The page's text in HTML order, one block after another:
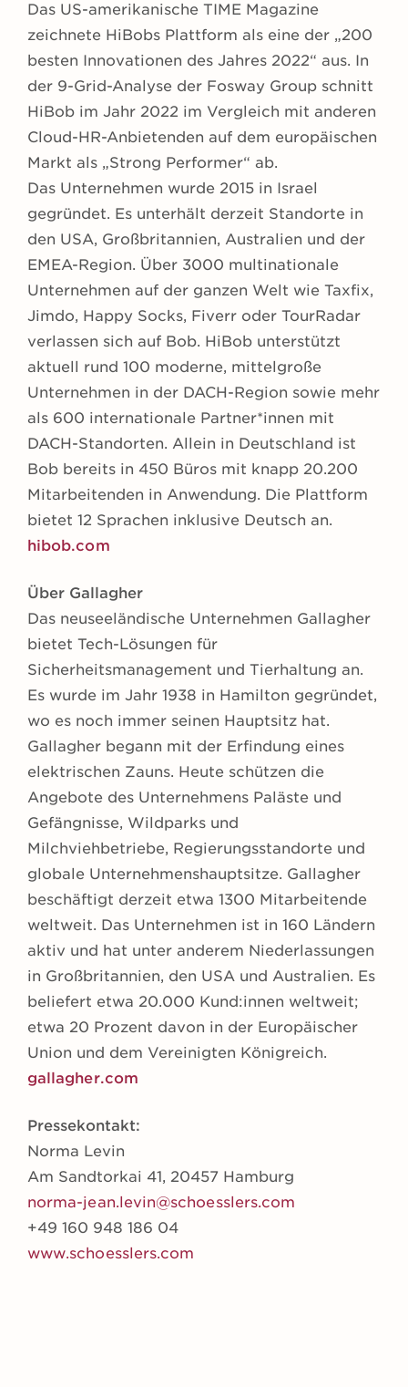
Das US-amerikanische TIME Magazine
zeichnete HiBobs Plattform als eine der „200
besten Innovationen des Jahres 2022“ aus. In
der 9-Grid-Analyse der Fosway Group schnitt
HiBob im Jahr 2022 im Vergleich mit anderen
Cloud-HR-Anbietenden auf dem europäischen
Markt als „Strong Performer“ ab.
Das Unternehmen wurde 2015 in Israel
gegründet. Es unterhält derzeit Standorte in
den USA, Großbritannien, Australien und der
EMEA-Region. Über 3000 multinationale
Unternehmen auf der ganzen Welt wie Taxfix,
Jimdo, Happy Socks, Fiverr oder TourRadar
verlassen sich auf Bob. HiBob unterstützt
aktuell rund 100 moderne, mittelgroße
Unternehmen in der DACH-Region sowie mehr
als 600 internationale Partner*innen mit
DACH-Standorten. Allein in Deutschland ist
Bob bereits in 450 Büros mit knapp 20.200
Mitarbeitenden in Anwendung. Die Plattform
bietet 12 Sprachen inklusive Deutsch an.
hibob.com
Über Gallagher
Das neuseeländische Unternehmen Gallagher
bietet Tech-Lösungen für
Sicherheitsmanagement und Tierhaltung an.
Es wurde im Jahr 1938 in Hamilton gegründet,
wo es noch immer seinen Hauptsitz hat.
Gallagher begann mit der Erfindung eines
elektrischen Zauns. Heute schützen die
Angebote des Unternehmens Paläste und
Gefängnisse, Wildparks und
Milchviehbetriebe, Regierungsstandorte und
globale Unternehmenshauptsitze. Gallagher
beschäftigt derzeit etwa 1300 Mitarbeitende
weltweit. Das Unternehmen ist in 160 Ländern
aktiv und hat unter anderem Niederlassungen
in Großbritannien, den USA und Australien. Es
beliefert etwa 20.000 Kund:innen weltweit;
etwa 20 Prozent davon in der Europäischer
Union und dem Vereinigten Königreich.
gallagher.com
Pressekontakt:
Norma Levin
Am Sandtorkai 41, 20457 Hamburg
norma-jean.levin@schoesslers.com
+49 160 948 186 04
www.schoesslers.com